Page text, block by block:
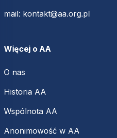
mail: kontakt@aa.org.pl
Więcej o AA
O nas
Historia AA
Wspólnota AA
Anonimowość w AA